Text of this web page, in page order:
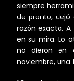
siempre
de pronto, dejó
razón exacta. A
en su mira. Lo
no dieron en
noviembre, una